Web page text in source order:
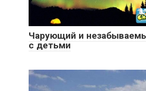
Чарующий и
с детьми